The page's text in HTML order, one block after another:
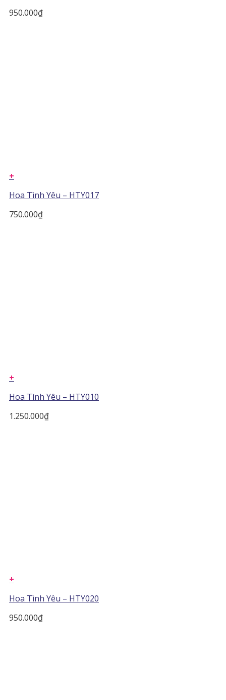
950.000₫
+
Hoa Tình Yêu – HTY017
750.000₫
+
Hoa Tình Yêu – HTY010
1.250.000₫
+
Hoa Tình Yêu – HTY020
950.000₫